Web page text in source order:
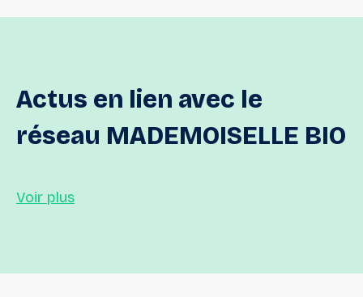
Actus en lien avec le
réseau MADEMOISELLE BIO
Voir plus